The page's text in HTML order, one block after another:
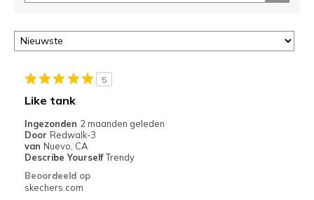
5
Like tank
Ingezonden 2 maanden geleden
Door Redwalk-3
van Nuevo, CA
Describe YourselfTrendy
Beoordeeld op
skechers.com